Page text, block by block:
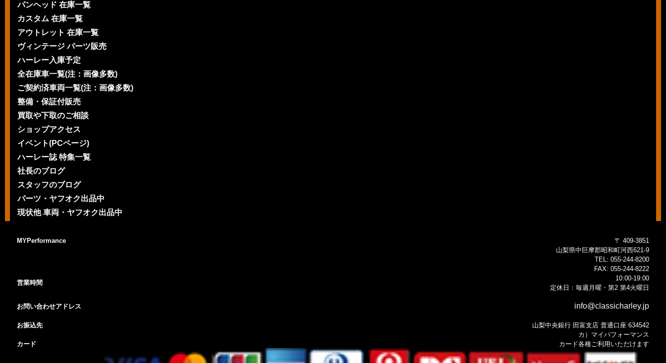
パンヘッド 在庫一覧
カスタム 在庫一覧
アウトレット 在庫一覧
ヴィンテージ パーツ販売
ハーレー入庫予定
全在庫車一覧(注：画像多数)
ご契約済車両一覧(注：画像多数)
整備・保証付販売
買取や下取のご相談
ショップアクセス
イベント(PCページ)
ハーレー誌 特集一覧
社長のブログ
スタッフのブログ
パーツ・ヤフオク出品中
現状他 車両・ヤフオク出品中
MYPerformance
〒 409-3851
山梨県中巨摩郡昭和町河西621-9
TEL: 055-244-8200
FAX: 055-244-8222
営業時間
10:00-19:00
定休日：毎週月曜・第2 第4火曜日
お問い合わせアドレス info@classicharley.jp
お振込先
山梨中央銀行 田富支店 普通口座 634542
カ）マイパフォーマンス
カード
カード各種ご利用いただけます